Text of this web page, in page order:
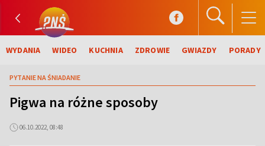
WYDANIA WIDEO KUCHNIA ZDROWIE GWIAZDY PORADY
PYTANIE NA ŚNIADANIE
Pigwa na różne sposoby
06.10.2022, 08:48